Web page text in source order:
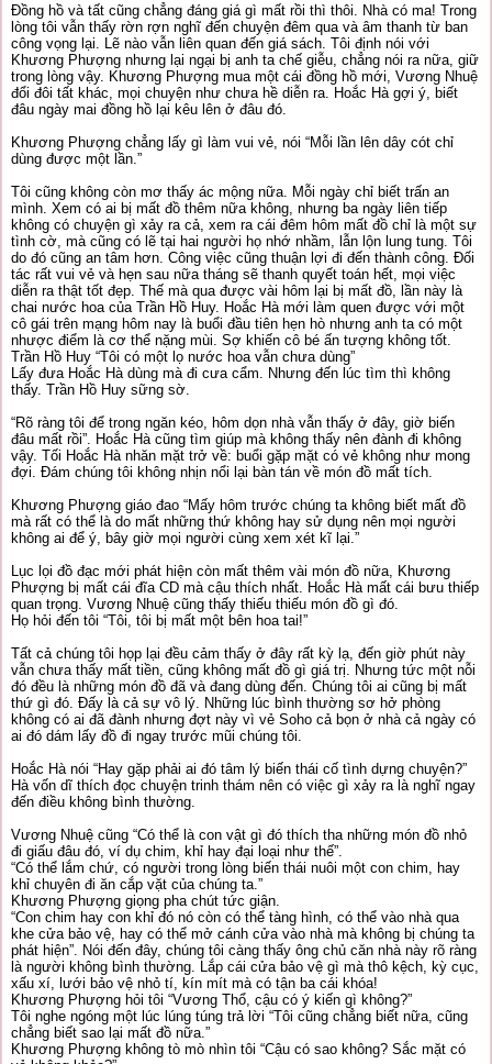
Đồng hồ và tất cũng chẳng đáng giá gì mất rồi thì thôi. Nhà có ma! Trong
lòng tôi vẫn thấy rờn rợn nghĩ đến chuyện đêm qua và âm thanh từ ban
công vọng lại. Lẽ nào vẫn liên quan đến giá sách. Tôi định nói với
Khương Phượng nhưng lại ngại bị anh ta chế giễu, chẳng nói ra nữa, giữ
trong lòng vậy. Khương Phượng mua một cái đồng hồ mới, Vương Nhuệ
đổi đôi tất khác, mọi chuyện như chưa hề diễn ra. Hoắc Hà gợi ý, biết
đâu ngày mai đồng hồ lại kêu lên ở đâu đó.
Khương Phượng chẳng lấy gì làm vui vẻ, nói “Mỗi lần lên dây cót chỉ
dùng được một lần.”
Tôi cũng không còn mơ thấy ác mộng nữa. Mỗi ngày chỉ biết trấn an
mình. Xem có ai bị mất đồ thêm nữa không, nhưng ba ngày liên tiếp
không có chuyện gì xảy ra cả, xem ra cái đêm hôm mất đồ chỉ là một sự
tình cờ, mà cũng có lẽ tại hai người họ nhớ nhầm, lẫn lộn lung tung. Tôi
do đó cũng an tâm hơn. Công việc cũng thuận lợi đi đến thành công. Đối
tác rất vui vẻ và hẹn sau nữa tháng sẽ thanh quyết toán hết, mọi việc
diễn ra thật tốt đẹp. Thế mà qua được vài hôm lại bị mất đồ, lần này là
chai nước hoa của Trần Hồ Huy. Hoắc Hà mới làm quen được với một
cô gái trên mạng hôm nay là buổi đầu tiên hẹn hò nhưng anh ta có một
nhược điểm là cơ thể nặng mùi. Sợ khiến cô bé ấn tượng không tốt.
Trần Hồ Huy “Tôi có một lọ nước hoa vẫn chưa dùng”
Lấy đưa Hoắc Hà dùng mà đi cưa cẩm. Nhưng đến lúc tìm thì không
thấy. Trần Hồ Huy sững sờ.
“Rõ ràng tôi để trong ngăn kéo, hôm dọn nhà vẫn thấy ở đây, giờ biến
đâu mất rồi”. Hoắc Hà cũng tìm giúp mà không thấy nên đành đi không
vậy. Tối Hoắc Hà nhăn mặt trở về: buổi gặp mặt có vẻ không như mong
đợi. Đám chúng tôi không nhịn nổi lại bàn tán về món đồ mất tích.
Khương Phượng giáo đao “Mấy hôm trước chúng ta không biết mất đồ
mà rất có thể là do mất những thứ không hay sử dụng nên mọi người
không ai để ý, bây giờ mọi người cùng xem xét kĩ lại.”
Lục lọi đồ đạc mới phát hiện còn mất thêm vài món đồ nữa, Khương
Phượng bị mất cái đĩa CD mà cậu thích nhất. Hoắc Hà mất cái bưu thiếp
quan trọng. Vương Nhuệ cũng thấy thiếu thiếu món đồ gì đó.
Họ hỏi đến tôi “Tôi, tôi bị mất một bên hoa tai!”
Tất cả chúng tôi họp lại đều cảm thấy ở đây rất kỳ lạ, đến giờ phút này
vẫn chưa thấy mất tiền, cũng không mất đồ gì giá trị. Nhưng tức một nỗi
đó đều là những món đồ đã và đang dùng đến. Chúng tôi ai cũng bị mất
thứ gì đó. Đấy là cả sự vô lý. Những lúc bình thường sơ hở phòng
không có ai đã đành nhưng đợt này vì vẻ Soho cả bọn ở nhà cả ngày có
ai đó dám lấy đồ đi ngay trước mũi chúng tôi.
Hoắc Hà nói “Hay gặp phải ai đó tâm lý biến thái cố tình dựng chuyện?”
Hà vốn dĩ thích đọc chuyện trinh thám nên có việc gì xảy ra là nghĩ ngay
đến điều không bình thường.
Vương Nhuệ cũng “Có thể là con vật gì đó thích tha những món đồ nhỏ
đi giấu đâu đó, ví dụ chim, khỉ hay đại loại như thế”.
“Có thể lắm chứ, có người trong lòng biến thái nuôi một con chim, hay
khỉ chuyên đi ăn cắp vặt của chúng ta.”
Khương Phượng giọng pha chút tức giận.
“Con chim hay con khỉ đó nó còn có thể tàng hình, có thể vào nhà qua
khe cửa bảo vệ, hay có thể mở cánh cửa vào nhà mà không bị chúng ta
phát hiện”. Nói đến đây, chúng tôi càng thấy ông chủ căn nhà này rõ ràng
là người không bình thường. Lắp cái cửa bảo vệ gì mà thô kệch, kỳ cục,
xấu xí, lưới bảo vệ nhỏ tí, kín mít mà có tận ba cái khóa!
Khương Phượng hỏi tôi “Vương Thổ, cậu có ý kiến gì không?”
Tôi nghe ngóng một lúc lúng túng trả lời “Tôi cũng chẳng biết nữa, cũng
chẳng biết sao lại mất đồ nữa.”
Khương Phượng không tò mò nhìn tôi “Cậu có sao không? Sắc mặt có